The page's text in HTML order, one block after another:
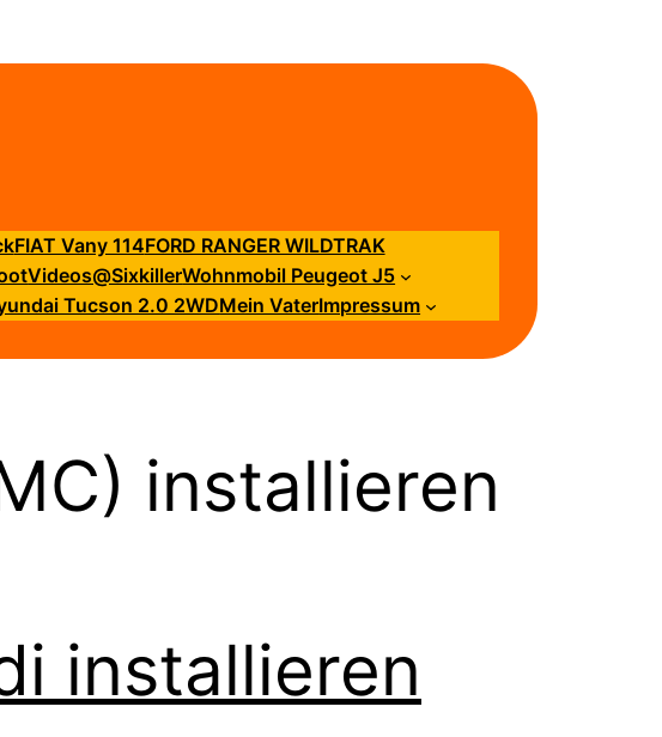
FIAT Vany 114FORD RANGER WILDTRAK
Videos@SixkillerWohnmobil Peugeot J5
Tucson 2.0 2WDMein VaterImpressum
installieren
installieren